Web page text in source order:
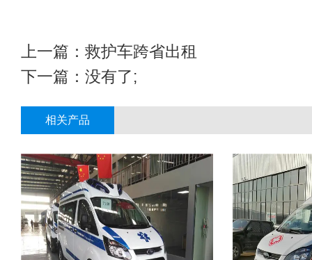
上一篇： 救护车跨省出租
下一篇：没有了;
相关产品